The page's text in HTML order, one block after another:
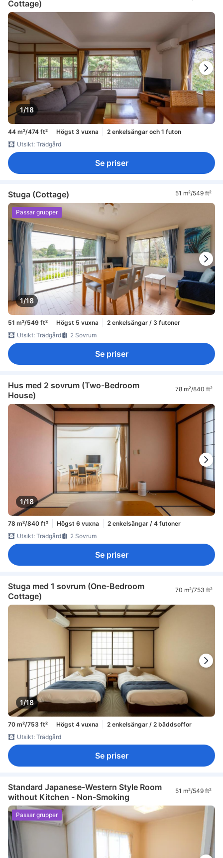
Cottage)
1/18
44 m²/474 ft² Högst 3 vuxna
2 enkelsängar och 1 futon
Utsikt: Trädgård
Se priser
Stuga (Cottage) 51 m²/549 ft²
1/18
Passar grupper
51 m²/549 ft² Högst 5 vuxna
2 enkelsängar / 3 futoner
Utsikt: Trädgård
2 Sovrum
Se priser
Hus med 2 sovrum (Two-Bedroom
House)
78 m²/840 ft²
1/18
78 m²/840 ft² Högst 6 vuxna
2 enkelsängar / 4 futoner
Utsikt: Trädgård
2 Sovrum
Se priser
Stuga med 1 sovrum (One-Bedroom
Cottage)
70 m²/753 ft²
1/18
70 m²/753 ft² Högst 4 vuxna
2 enkelsängar / 2 bäddsoffor
Utsikt: Trädgård
Se priser
Standard Japanese-Western Style Room
without Kitchen - Non-Smoking
51 m²/549 ft²
Passar grupper